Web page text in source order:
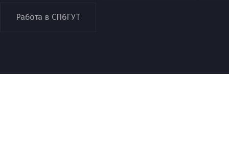
Работа в СПбГУТ